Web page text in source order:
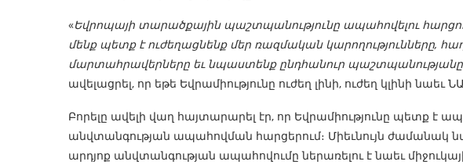
«Եվրոպայի տարածքային պաշտպանությունը ապահովելու
մենք պետք է ուժեղացնենք մեր ռազմական կարողությունները,
մարտահրավերները եւ նպաստենք ընդհանուր պաշտպանությանը
ավելացրել, որ եթե Եվրամիությունը ուժեղ լինի, ուժեղ կլինի նաեւ
Բորելը ավելի վաղ հայտարարել էր, որ Եվրամիությունը պետք է
անվտանգության ապահովման հարցերում։ Միեւնույն ժամանակ
արդյոք անվտանգության ապահովումը ներառելու է նաեւ